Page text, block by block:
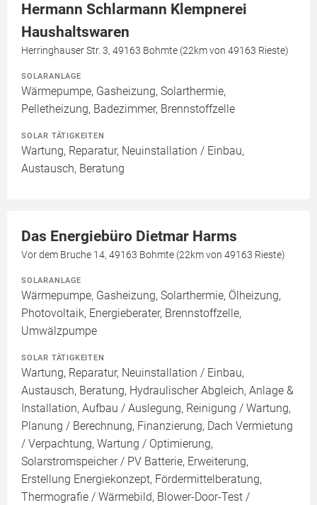
Hermann Schlarmann Klempnerei
Haushaltswaren
Herringhauser Str. 3, 49163 Bohmte (22km von 49163 Rieste)
SOLARANLAGE
Wärmepumpe, Gasheizung, Solarthermie,
Pelletheizung, Badezimmer, Brennstoffzelle
SOLAR TÄTIGKEITEN
Wartung, Reparatur, Neuinstallation / Einbau,
Austausch, Beratung
Das Energiebüro Dietmar Harms
Vor dem Bruche 14, 49163 Bohmte (22km von 49163 Rieste)
SOLARANLAGE
Wärmepumpe, Gasheizung, Solarthermie, Ölheizung,
Photovoltaik, Energieberater, Brennstoffzelle,
Umwälzpumpe
SOLAR TÄTIGKEITEN
Wartung, Reparatur, Neuinstallation / Einbau,
Austausch, Beratung, Hydraulischer Abgleich, Anlage &
Installation, Aufbau / Auslegung, Reinigung / Wartung,
Planung / Berechnung, Finanzierung, Dach Vermietung
/ Verpachtung, Wartung / Optimierung,
Solarstromspeicher / PV Batterie, Erweiterung,
Erstellung Energiekonzept, Fördermittelberatung,
Thermografie / Wärmebild, Blower-Door-Test /